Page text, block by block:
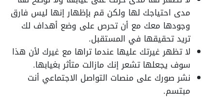
مدى احتياجك لها ولكن قم بإظهار إنها ليس فارق
وجودها معك مع أن تحرص على وضع أهداف لك
تريد تحقيقها في المستقبل.
لا تظهر غيرتك عليها عندما تراها مع غيرك لأن هذا
سوف يجعلها تشعر إنك مازالت متأثر بغيابها.
نشر صورك على منصات التواصل الاجتماعي أنت
مبتسم.